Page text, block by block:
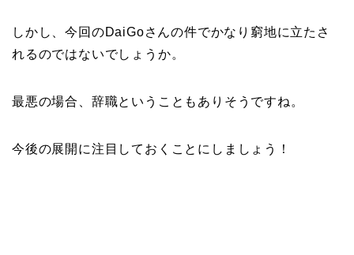
しかし、今回のDaiGoさんの件でかなり窮地に立たさ
れるのではないでしょうか。
最悪の場合、辞職ということもありそうですね。
今後の展開に注目しておくことにしましょう！